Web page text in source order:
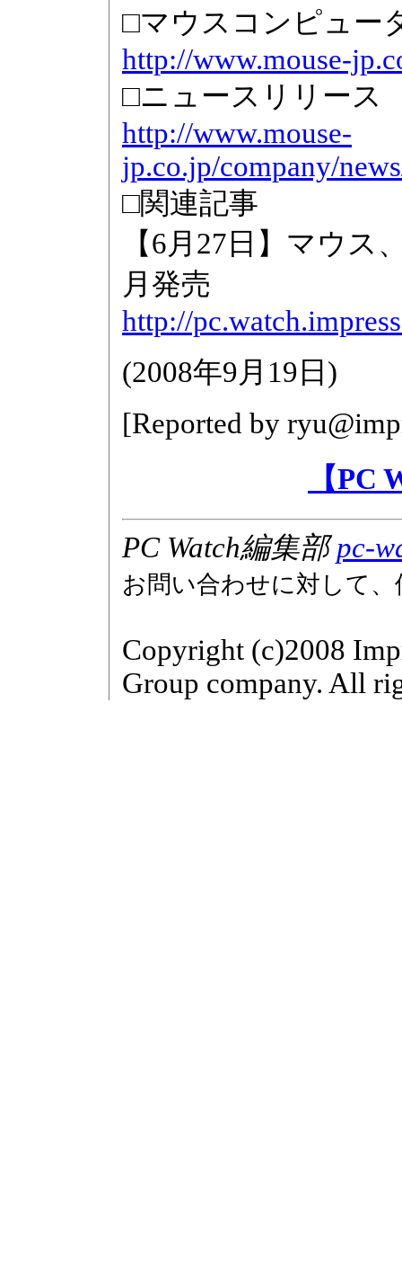
□マウスコンピュー
http://www.mouse-
□ニュースリリース
http://www.mouse-
jp.co.jp/company/
□関連記事
【6月27日】マウス
月発売
http://
(2008年9月19日 )
[Reported by
【PC
PC Watch編集部pc-
お問い合わせに対して
Copyright (c)2008
Group company. All